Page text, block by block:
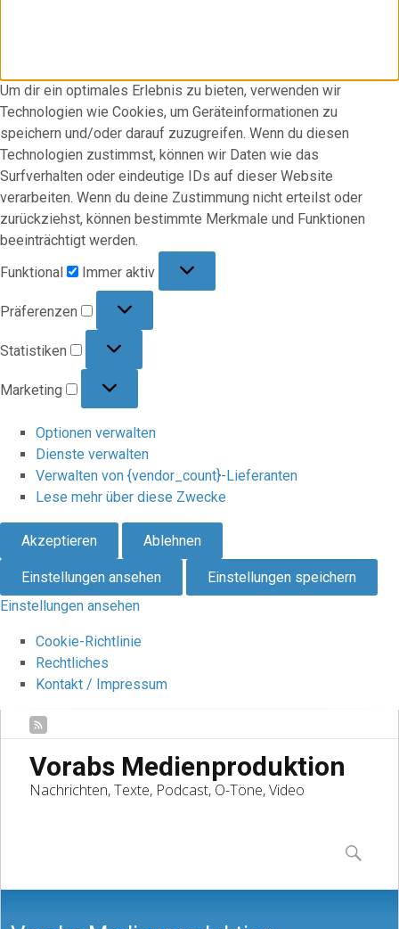
Um dir ein optimales Erlebnis zu bieten, verwenden wir
Technologien wie Cookies, um Geräteinformationen zu
speichern und/oder darauf zuzugreifen. Wenn du diesen
Technologien zustimmst, können wir Daten wie das
Surfverhalten oder eindeutige IDs auf dieser Website
verarbeiten. Wenn du deine Zustimmung nicht erteilst oder
zurückziehst, können bestimmte Merkmale und Funktionen
beeinträchtigt werden.
Funktional
Immer aktiv
Präferenzen
Statistiken
Marketing
Optionen verwalten
Dienste verwalten
Verwalten von {vendor_count}-Lieferanten
Lese mehr über diese Zwecke
Akzeptieren Ablehnen
Einstellungen ansehen
Einstellungen speichern
Einstellungen ansehen
Cookie-Richtlinie
Rechtliches
Kontakt / Impressum
Vorabs Medienproduktion
Nachrichten, Texte, Podcast, O-Töne, Video
content
Suchen
nach: